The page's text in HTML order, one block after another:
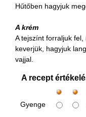
Hűtőben hagyjuk
A krém
A tejszínt forraljuk
keverjük, hagyjuk
vajjal.
A recept
Gyenge